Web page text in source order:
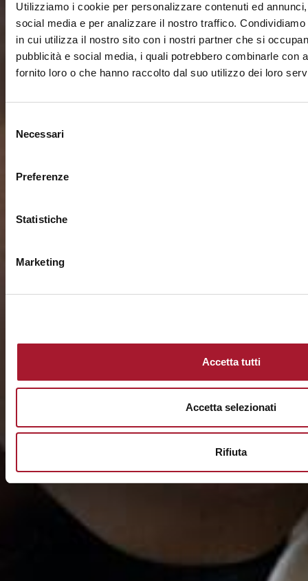
Utilizziamo i cookie per personalizzare contenuti ed
social media e per analizzare il nostro traffico.
in cui utilizza il nostro sito con i nostri partner che si
pubblicità e social media, i quali potrebbero combinarle con
fornito loro o che hanno raccolto dal suo utilizzo dei loro
delNecessari
Preferenze
Statistiche
Marketing
Accetta tutti
Accetta selezionati
Rifiuta